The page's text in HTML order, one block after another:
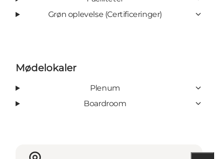
Grøn oplevelse (Certificeringer)
Mødelokaler
Plenum
Boardroom